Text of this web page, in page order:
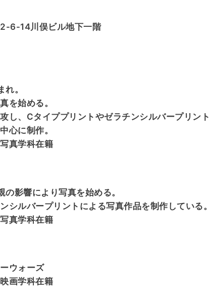
6-14川俣ビル地下一階
。
を始める。
し、Cタイププリントやゼラチンシルバープリント
心に制作。
真学科在籍
影響により写真を始める。
シルバープリントによる写真作品を制作している。
真学科在籍
ウォーズ
画学科在籍